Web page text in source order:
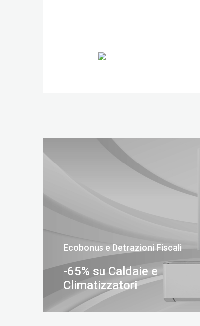
Ecobonus e Detrazioni Fiscali
-65% su Caldaie e
Climatizzatori